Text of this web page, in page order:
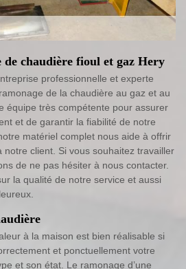
chaudière fioul et gaz Hery
professionnelle et experte
de la chaudière au gaz et au
équipe très compétente pour assurer
et de garantir la fiabilité de notre
matériel complet nous aide à offrir
notre client. Si vous souhaitez travailler
de ne pas hésiter à nous contacter.
la qualité de notre service et aussi
à la maison est bien réalisable si
et ponctuellement votre
et son état. Le ramonage d’une